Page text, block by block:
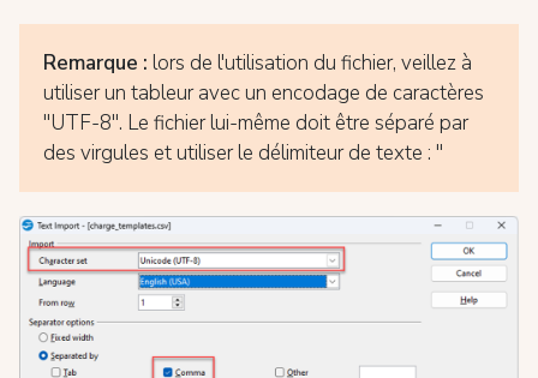
Remarque : lors de l'utilisation du fichier, veillez à
utiliser un tableur avec un encodage de caractères
"UTF-8". Le fichier lui-même doit être séparé par
des virgules et utiliser le délimiteur de texte : "